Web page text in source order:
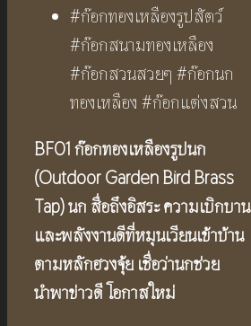
#ก๊อกทองเหลืองรูปสัตว์
#ก๊อกสนามทองเหลือง
#ก๊อกสวนสวยๆ #ก๊อกนก
ทองเหลือง #ก๊อกแต่งสวน
BF01 ก๊อกทองเหลืองรูปนก
(Outdoor Garden Bird Brass
Tap) นก สื่อถึงอิสระ ความเบิกบาน
และพลังงานดีที่หมุนเวียนเข้าบ้าน
ตามหลักฮวงจุ้ย เชื่อว่านกช่วย
นำพาข่าวดี โอกาสใหม่